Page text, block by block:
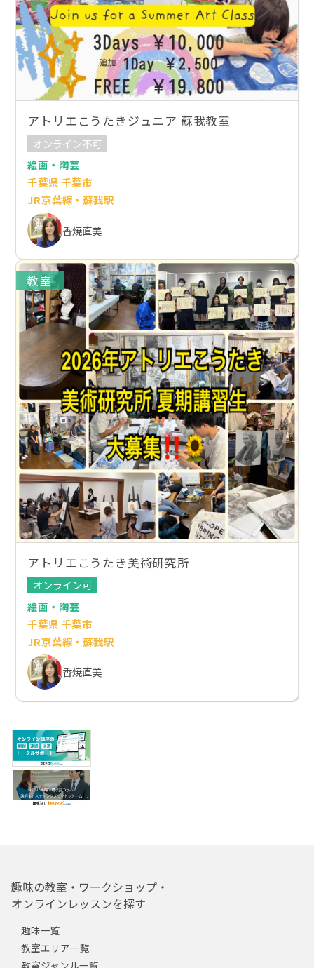
アトリエこうたきジュニア 蘇我教室
オンライン不可
絵画・陶芸
千葉県 千葉市
JR京葉線・蘇我駅
香焼直美
教室
アトリエこうたき美術研究所
オンライン可
絵画・陶芸
千葉県 千葉市
JR京葉線・蘇我駅
香焼直美
趣味の教室・ワークショップ・
オンラインレッスンを探す
趣味一覧
教室エリア一覧
教室ジャンル一覧